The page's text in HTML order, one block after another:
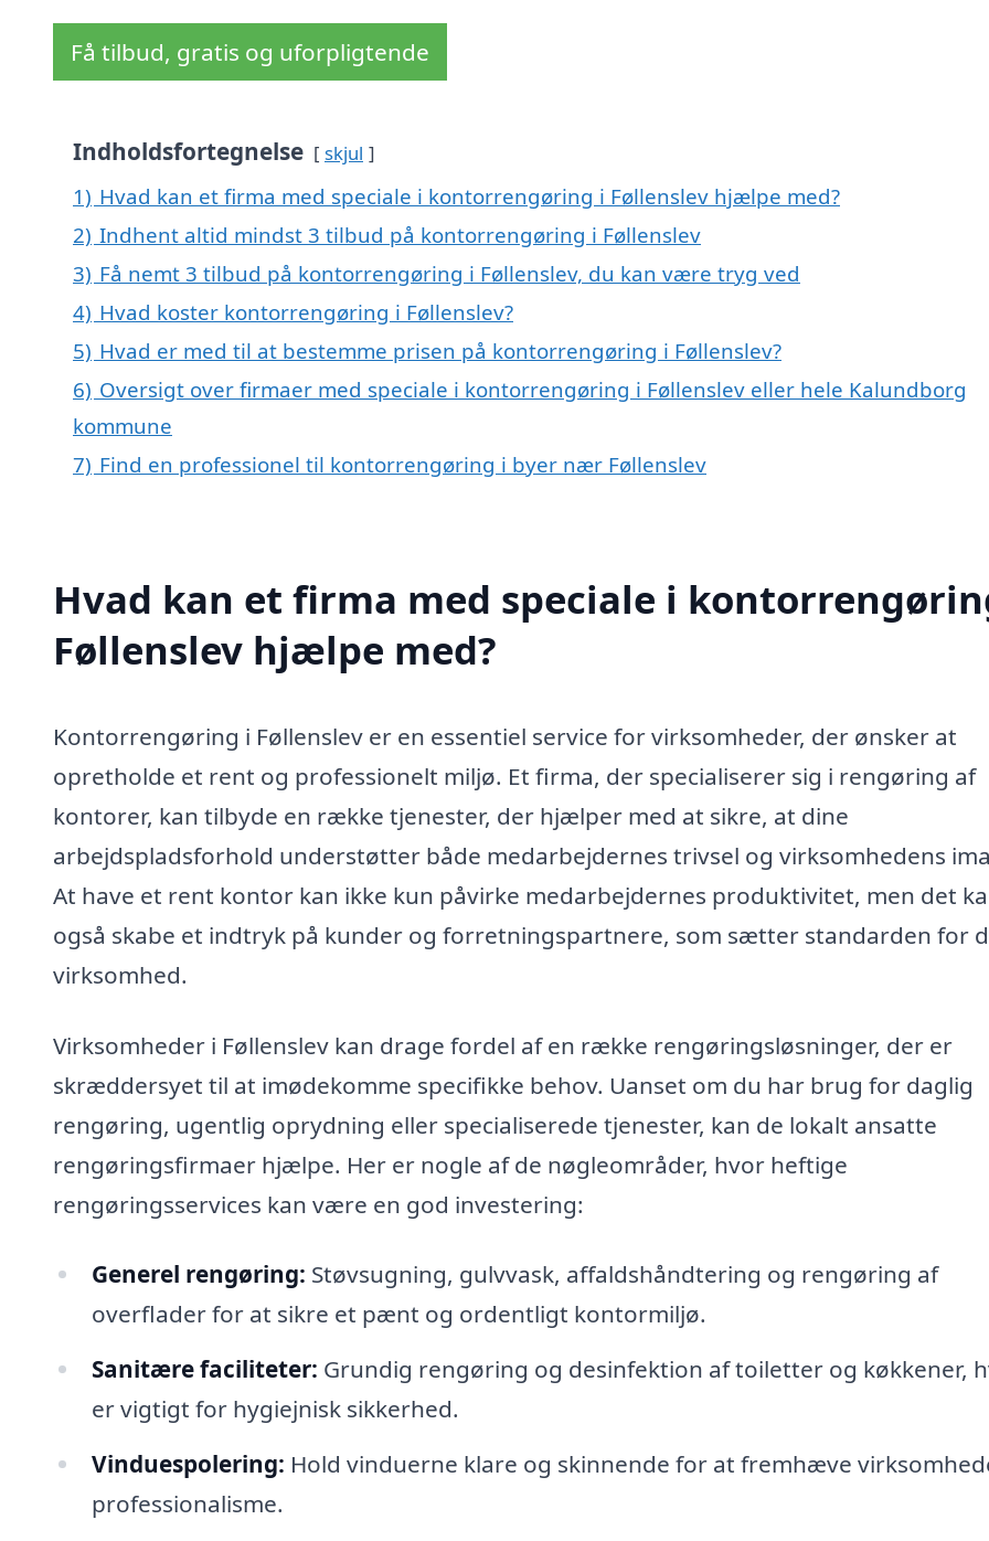
Få tilbud, gratis og uforpligtende
Indholdsfortegnelse skjul
1) Hvad kan et firma med speciale i kontorrengøring i Føllenslev hjælpe med?
2) Indhent altid mindst 3 tilbud på kontorrengøring i Føllenslev
3) Få nemt 3 tilbud på kontorrengøring i Føllenslev, du kan være tryg ved
4) Hvad koster kontorrengøring i Føllenslev?
5) Hvad er med til at bestemme prisen på kontorrengøring i Føllenslev?
6) Oversigt over firmaer med speciale i kontorrengøring i Føllenslev eller hele Kalundborg
kommune
7) Find en professionel til kontorrengøring i byer nær Føllenslev
Hvad kan et firma med speciale i
Føllenslev hjælpe med?
Kontorrengøring i Føllenslev er en essentiel service for virksomheder, der ønsker at
opretholde et rent og professionelt miljø. Et firma, der specialiserer sig i rengøring af
kontorer, kan tilbyde en række tjenester, der hjælper med at sikre, at dine
arbejdspladsforhold understøtter både medarbejdernes trivsel og virksomhedens
At have et rent kontor kan ikke kun påvirke medarbejdernes produktivitet, men det
også skabe et indtryk på kunder og forretningspartnere, som sætter standarden for
virksomhed.
Virksomheder i Føllenslev kan drage fordel af en række rengøringsløsninger, der er
skræddersyet til at imødekomme specifikke behov. Uanset om du har brug for daglig
rengøring, ugentlig oprydning eller specialiserede tjenester, kan de lokalt ansatte
rengøringsfirmaer hjælpe. Her er nogle af de nøgleområder, hvor heftige
rengøringsservices kan være en god investering:
Generel rengøring: Støvsugning, gulvvask, affaldshåndtering og rengøring af
overflader for at sikre et pænt og ordentligt kontormiljø.
Sanitære faciliteter: Grundig rengøring og desinfektion af toiletter og køkkener,
er vigtigt for hygiejnisk sikkerhed.
Vinduespolering: Hold vinduerne klare og skinnende for at fremhæve
professionalisme.